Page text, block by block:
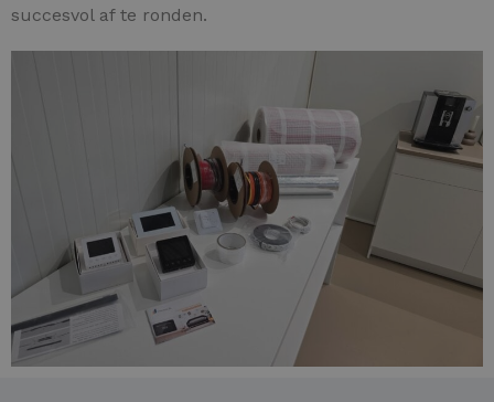
succesvol af te ronden.